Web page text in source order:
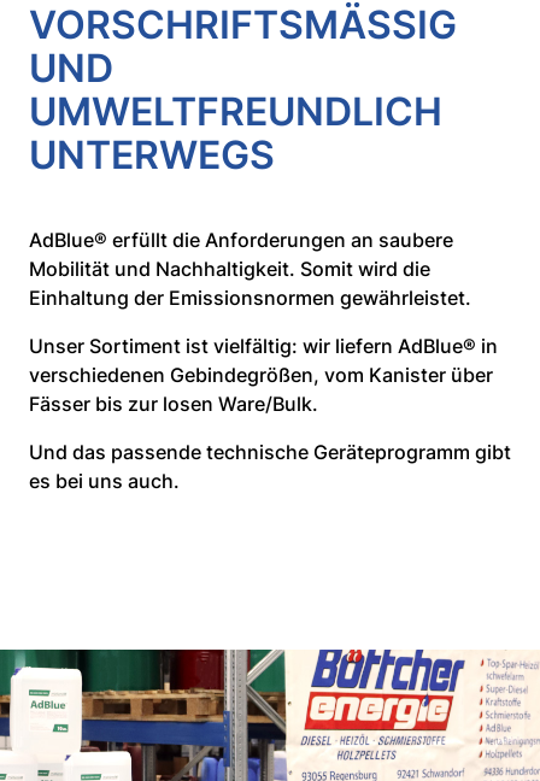
VORSCHRIFTSMÄSSIG U
ND U
MWELTFREUNDLICH U
NTERWEGS
AdBlue® erfüllt die Anforderungen an saubere
Mobilität und Nachhaltigkeit. Somit wird die
Einhaltung der Emissionsnormen gewährleistet.
Unser Sortiment ist vielfältig: wir liefern AdBlue® in
verschiedenen Gebindegrößen, vom Kanister über
Fässer bis zur losen Ware/Bulk.
Und das passende technische Geräteprogramm gibt
es bei uns auch.